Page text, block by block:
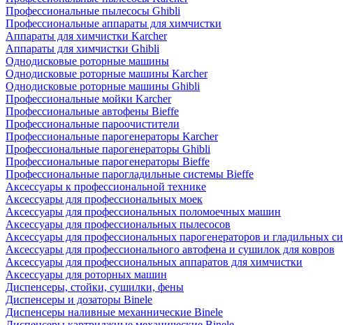
Профессиональные пылесосы Ghibli
Профессиональные аппараты для химчистки
Аппараты для химчистки Karcher
Аппараты для химчистки Ghibli
Однодисковые роторные машины
Однодисковые роторные машины Karcher
Однодисковые роторные машины Ghibli
Профессиональные мойки Karcher
Профессиональные автофены Bieffe
Профессиональные пароочистители
Профессиональные парогенераторы Karcher
Профессиональные парогенераторы Ghibli
Профессиональные парогенераторы Bieffe
Профессиональные парогладильные системы Bieffe
Аксессуары к профессиональной технике
Аксессуары для профессиональных моек
Аксессуары для профессиональных поломоечных машин
Аксессуары для профессиональных пылесосов
Аксессуары для профессиональных парогенераторов и гладильных
Аксессуары для профессионального автофена и сушилок для ковров
Аксессуары для профессиональных аппаратов для химчистки
Аксессуары для роторных машин
Диспенсеры, стойки, сушилки, фены
Диспенсеры и дозаторы Binele
Диспенсеры наливные механнические Binele